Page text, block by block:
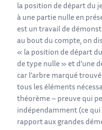
la position de départ du
à une partie nulle en
est un travail de
au bout du compte, on
« la position de départ
de type nulle » et d’une
car l’arbre marqué
tous les éléments
théorème – preuve qui
indépendamment (ce qui
rapport aux grandes